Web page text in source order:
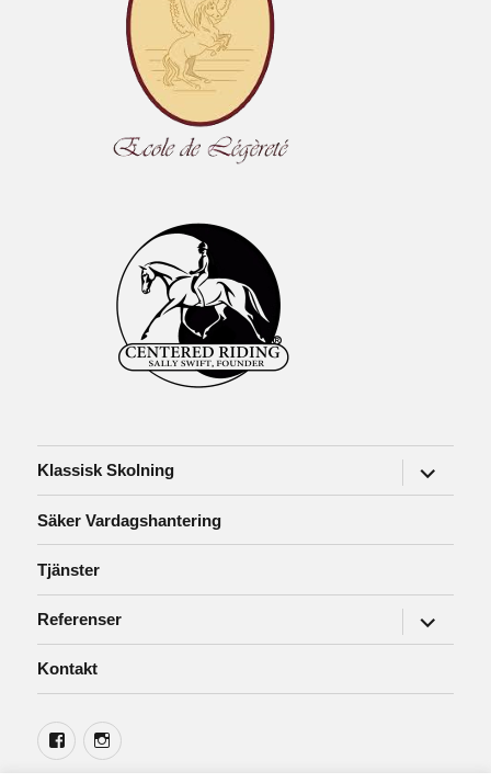
Klassisk Skolning
Säker Vardagshantering
Tjänster
Referenser
Kontakt
FacebookInstagram